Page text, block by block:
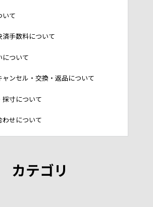
いて
済手数料について
について
ャンセル・交換・返品について
採寸について
わせについて
カテゴリ